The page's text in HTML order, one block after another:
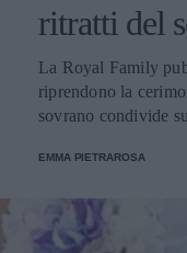
ritratti del
La Royal Family
riprendono la
sovrano condivide
EMMA PIETRAROSA